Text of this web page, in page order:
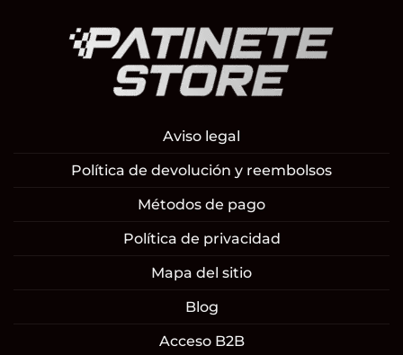
Aviso legal
Política de devolución y reembolsos
Métodos de pago
Política de privacidad
Mapa del sitio
Blog
Acceso B2B